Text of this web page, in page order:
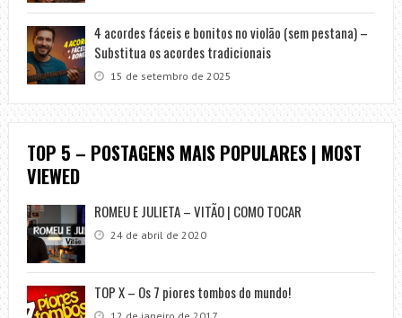
4 acordes fáceis e bonitos no violão (sem pestana) –
Substitua os acordes tradicionais
15 de setembro de 2025
TOP 5 – POSTAGENS MAIS POPULARES | MOST
VIEWED
ROMEU E JULIETA – VITÃO | COMO TOCAR
24 de abril de 2020
TOP X – Os 7 piores tombos do mundo!